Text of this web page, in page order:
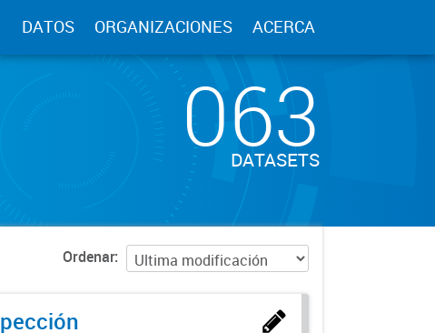
DATOS ORGANIZACIONES ACERCA
063
DATASETS
Ordenar